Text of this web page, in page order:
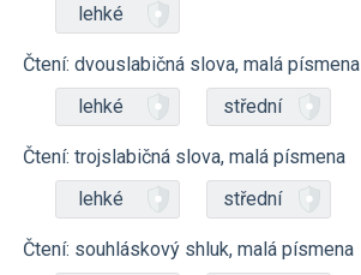
lehké
Čtení: dvouslabičná slova, malá písmena
lehké
střední
Čtení: trojslabičná slova, malá písmena
lehké
střední
Čtení: souhláskový shluk, malá písmena